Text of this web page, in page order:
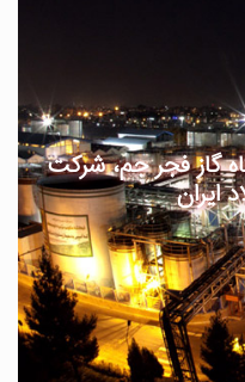
گاز فجر جم، شرکت
ایران